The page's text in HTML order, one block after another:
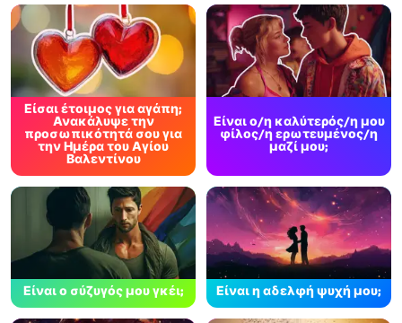
Είσαι έτοιμος για αγάπη;
Ανακάλυψε την
προσωπικότητά σου για
την Ημέρα του Αγίου
Βαλεντίνου
Είναι ο/η καλύτερός/η μου
φίλος/η ερωτευμένος/η
μαζί μου;
Είναι ο σύζυγός μου γκέι; Είναι η αδελφή ψυχή μου;